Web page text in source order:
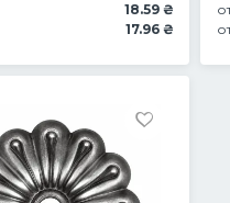
18.59 ₴
17.96 ₴